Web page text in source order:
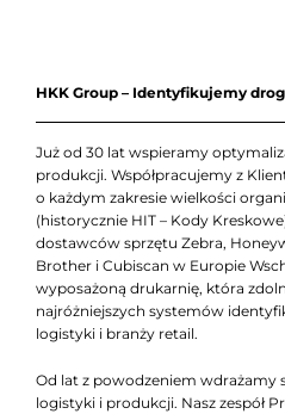
HKK Group – Identyfikujemy
Już od 30 lat wspieramy
produkcji. Współpracujemy z
o każdym zakresie wielkości
(historycznie HIT – Kody
dostawców sprzętu Zebra,
Brother i Cubiscan w Europie
wyposażoną drukarnię, która
najróżniejszych systemów
logistyki i branży retail.
Od lat z powodzeniem wdrażamy
logistyki i produkcji. Nasz zespół